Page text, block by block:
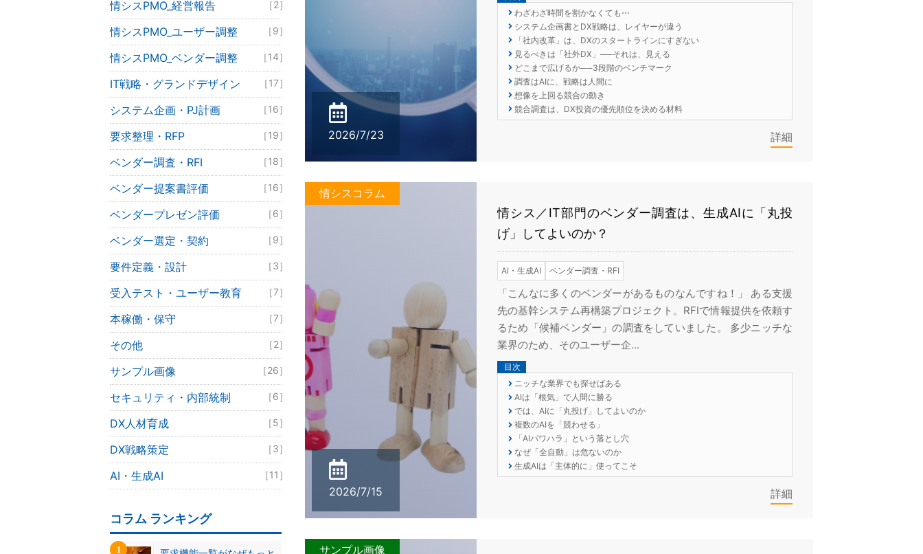
2026/7/23
わざわざ時間を割かなくても⋯
システム企画書とDX戦略は、レイヤーが違う
「社内改革」は、DXのスタートラインにすぎない
見るべきは「社外DX」──それは、見える
どこまで広げるか──3段階のベンチマーク
調査はAIに、戦略は人間に
想像を上回る競合の動き
競合調査は、DX投資の優先順位を決める材料
詳細
情シスコラム
2026/7/15
情シス／IT部門のベンダー調査は、生成AIに「丸投
げ」してよいのか？
AI・生成AI ベンダー調査・RFI
「こんなに多くのベンダーがあるものなんですね！」 ある支援
先の基幹システム再構築プロジェクト。RFIで情報提供を依頼す
るため「候補ベンダー」の調査をしていました。 多少ニッチな
業界のため、そのユーザー企...
目次
ニッチな業界でも探せばある
AIは「根気」で人間に勝る
では、AIに「丸投げ」してよいのか
複数のAIを「競わせる」
「AIパワハラ」という落とし穴
なぜ「全自動」は危ないのか
生成AIは「主体的に」使ってこそ
詳細
サンプル画像
情シスPMO_経営報告 ［2］
情シスPMO_ユーザー調整 ［9］
情シスPMO_ベンダー調整 ［14］
IT戦略・グランドデザイン ［17］
システム企画・PJ計画 ［16］
要求整理・RFP ［19］
ベンダー調査・RFI ［18］
ベンダー提案書評価 ［16］
ベンダープレゼン評価 ［6］
ベンダー選定・契約 ［9］
要件定義・設計 ［3］
受入テスト・ユーザー教育 ［7］
本稼働・保守 ［7］
その他 ［2］
サンプル画像 ［26］
セキュリティ・内部統制 ［6］
DX人材育成 ［5］
DX戦略策定 ［3］
AI・生成AI ［11］
コラム ランキング